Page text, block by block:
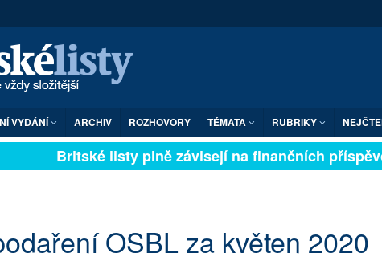
VYDÁNÍ ARCHIV ROZHOVORY TÉMATA RUBRIKY
Britské listy plně závisejí na finančních
OSBL za květen 2020